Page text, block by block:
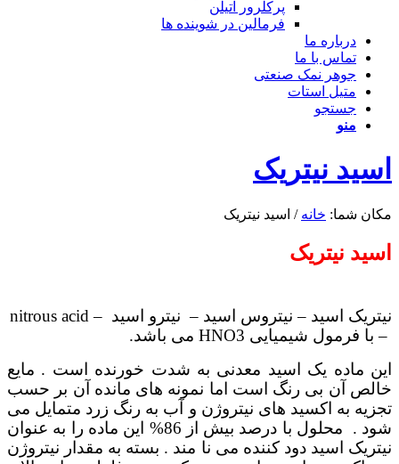
پرکلرور اتیلن
فرمالین در شوینده ها
درباره ما
تماس با ما
جوهر نمک صنعتی
متیل استات
جستجو
منو
اسید نیتریک
مکان شما: خانه / اسید نیتریک
اسید نیتریک
نیتریک اسید – نیتروس اسید – نیترو اسید – nitrous acid
– با فرمول شیمیایی HNO3 می باشد.
این ماده یک اسید معدنی به شدت خورنده است . مایع
خالص آن بی رنگ است اما نمونه های مانده آن بر حسب
تجزیه به اکسید های نیتروژن و آب به رنگ زرد متمایل می
شود . محلول با درصد بیش از 86% این ماده را به عنوان
نیتریک اسید دود کننده می نا مند . بسته به مقدار نیتروژن